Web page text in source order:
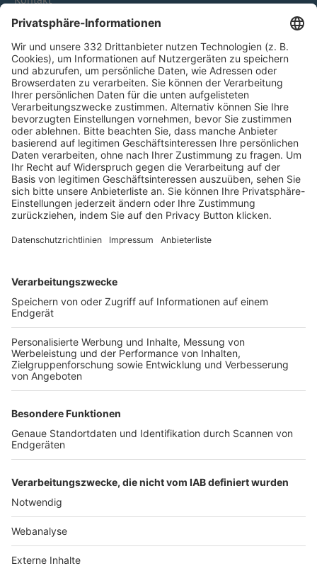
HÄUFIG BESUCHTE SEITEN
Pässe und Vereinswechsel
Trainerausbildung
Schulungsangebot Vereinsmitarbeiter
BFV-Geschäftsstellen
Trainerbörse
Login SpielPlus
FOLGE DEM BFV
TOP-VEREINE
TOP-PARTNER
Nutzungsbedingungen Datenschutz Impressum